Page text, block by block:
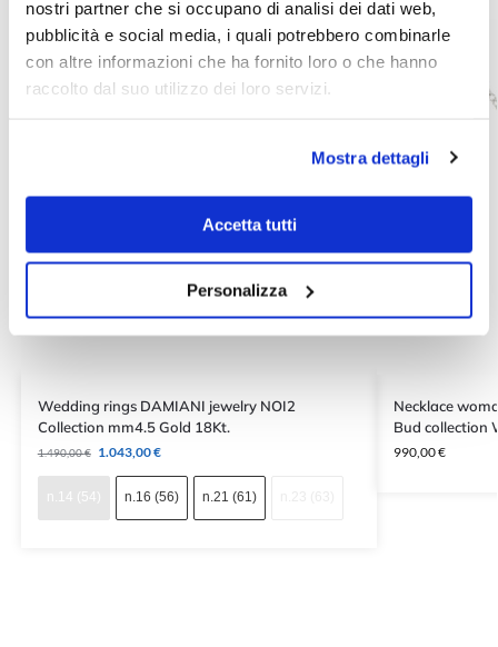
nostri partner che si occupano di analisi dei dati web,
pubblicità e social media, i quali potrebbero combinarle
con altre informazioni che ha fornito loro o che hanno
raccolto dal suo utilizzo dei loro servizi.
Mostra dettagli
Accetta tutti
Personalizza
Wedding rings DAMIANI jewelry NOI2
Collection mm4.5 Gold 18Kt.
1.490,00€ 1.043,00€
n.14 (54) n.16 (56) n.21 (61)
Necklace
Bud collection
990,00€